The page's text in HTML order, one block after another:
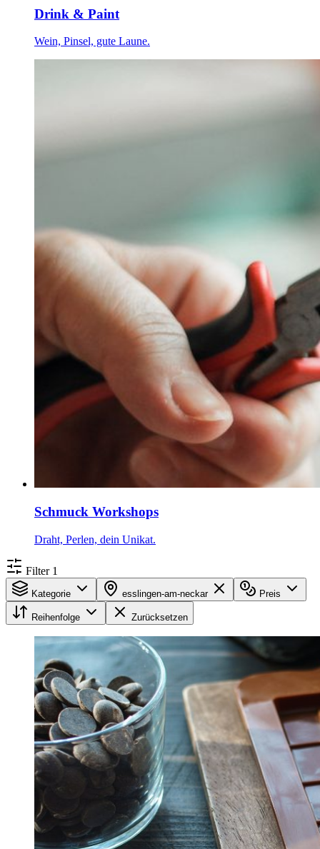
Drink & Paint
Wein, Pinsel, gute Laune.
Schmuck Workshops
Draht, Perlen, dein Unikat.
Filter 1
Kategorie esslingen-am-neckar Preis
Reihenfolge Zurücksetzen